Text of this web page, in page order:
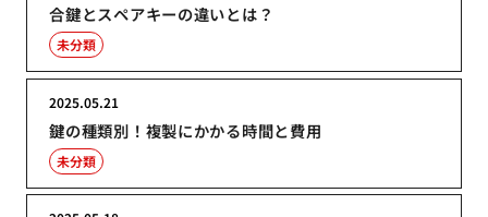
合鍵とスペアキーの違いとは？
未分類
鍵の種類別！複製にかかる時間と費用
2025.05.21
未分類